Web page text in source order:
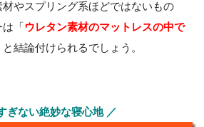
やスプリング系ほどではないもの
「 ウレタン素材のマットレスの中で
と結論付けられるでしょう。
ぎない絶妙な寝心地 ／